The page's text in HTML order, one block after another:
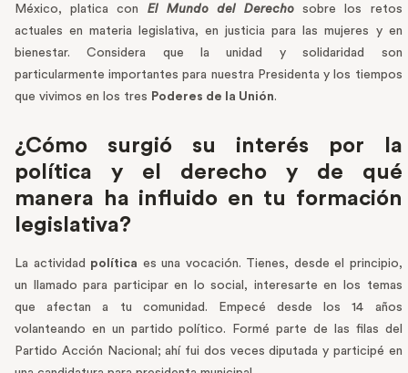
México, platica con El Mundo del Derecho sobre los retos
actuales en materia legislativa, en justicia para las mujeres y en
bienestar. Considera que la unidad y solidaridad son
particularmente importantes para nuestra Presidenta y los tiempos
que vivimos en los tres Poderes de la Unión.
¿Cómo surgió su interés por la
política y el derecho y de qué
manera ha influido en tu formación
legislativa?
La actividad política es una vocación. Tienes, desde el principio,
un llamado para participar en lo social, interesarte en los temas
que afectan a tu comunidad. Empecé desde los 14 años
volanteando en un partido político. Formé parte de las filas del
Partido Acción Nacional; ahí fui dos veces diputada y participé en